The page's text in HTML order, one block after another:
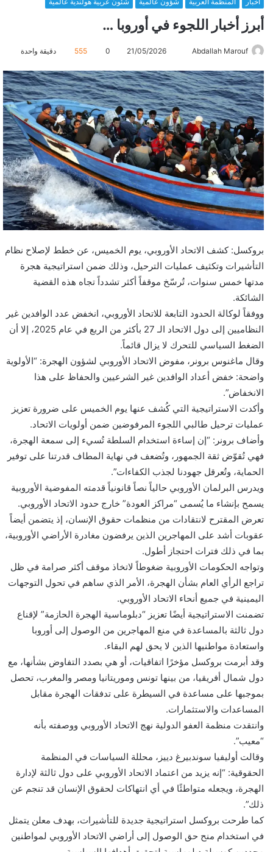
أبرز أخبار اللجوء في أوروبا …
Abdallah Marouf
س
ل
ب
ر
ي
د
ا
إ
ل
ك
ت
و
ن
ي
21/05/2026
0
555 دقيقة واحدة
بروكسل: كشف الاتحاد الأوروبي، يوم الخميس، عن خطط لإصلاح نظام
التأشيرات وتكثيف عمليات الترحيل، وذلك ضمن استراتيجية هجرة
مدتها خمس سنوات، تُرسّخ موقفاً أكثر تشدداً تجاه هذه القضية
الشائكة.
ووفقاً لوكالة الحدود التابعة للاتحاد الأوروبي، انخفض عدد الوافدين غير
النظاميين إلى دول الاتحاد الـ 27 بأكثر من الربع في عام 2025، إلا أن
الضغط السياسي للتحرك لا يزال قائماً.
وقال ماغنوس برونر، مفوض الاتحاد الأوروبي لشؤون الهجرة: “الأولوية
واضحة: خفض أعداد الوافدين غير الشرعيين والحفاظ على هذا
الانخفاض”.
وأكدت الاستراتيجية التي كُشف عنها يوم الخميس على ضرورة تعزيز
عمليات ترحيل طالبي اللجوء المرفوضين ضمن أولويات الاتحاد.
وأضاف برونر: “إن إساءة استخدام السلطة تُسيء إلى سمعة الهجرة،
فهي تُقوّض ثقة الجمهور، وتُضعف في نهاية المطاف قدرتنا على توفير
الحماية، وتُعرقل جهودنا لجذب الكفاءات”.
ويدرس البرلمان الأوروبي حالياً نصاً قانونياً قدمته المفوضية الأوروبية
يسمح بإنشاء ما يُسمى “مراكز العودة” خارج حدود الاتحاد الأوروبي.
تعرض المقترح لانتقادات من منظمات حقوق الإنسان، إذ يتضمن أيضاً
عقوبات أشد على المهاجرين الذين يرفضون مغادرة الأراضي الأوروبية،
بما في ذلك فترات احتجاز أطول.
وتواجه الحكومات الأوروبية ضغوطاً لاتخاذ موقف أكثر صرامة في ظل
تراجع الرأي العام بشأن الهجرة، الأمر الذي ساهم في تحول التوجهات
اليمينية في جميع أنحاء الاتحاد الأوروبي.
تضمنت الاستراتيجية أيضًا تعزيز “دبلوماسية الهجرة الحازمة” لإقناع
دول ثالثة بالمساعدة في منع المهاجرين من الوصول إلى أوروبا
واستعادة مواطنيها الذين لا يحق لهم البقاء.
وقد أبرمت بروكسل مؤخرًا اتفاقيات، أو هي بصدد التفاوض بشأنها، مع
دول شمال أفريقيا، من بينها تونس وموريتانيا ومصر والمغرب، تحصل
بموجبها على مساعدة في السيطرة على تدفقات الهجرة مقابل
المساعدات والاستثمارات.
وانتقدت منظمة العفو الدولية نهج الاتحاد الأوروبي ووصفته بأنه
“معيب”.
وقالت أوليفيا سوندبيرغ دييز، محللة السياسات في المنظمة
الحقوقية: “إنه يزيد من اعتماد الاتحاد الأوروبي على دول ثالثة لإدارة
الهجرة، ويجعله متواطئًا في أي انتهاكات لحقوق الإنسان قد تنجم عن
ذلك”.
كما طرحت بروكسل استراتيجية جديدة للتأشيرات، بهدف معلن يتمثل
في استخدام منح حق الوصول إلى أراضي الاتحاد الأوروبي لمواطنين